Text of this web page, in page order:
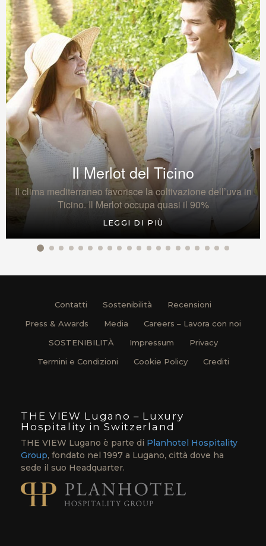
Il Merlot del Ticino
Il clima mediterraneo favorisce la coltivazione dell’uva in
Ticino. Il Merlot occupa quasi il 90%
LEGGI DI PIÙ
Contatti Sostenibilità
Recensioni
Press & Awards
Media
Careers – Lavora con noi
SOSTENIBILITÀ
Impressum
Privacy
Termini e Condizioni
Cookie Policy Crediti
THE VIEW Lugano – Luxury
Hospitality in Switzerland
THE VIEW Lugano è parte di Planhotel Hospitality
Group, fondato nel 1997 a Lugano, città dove ha
sede il suo Headquarter.